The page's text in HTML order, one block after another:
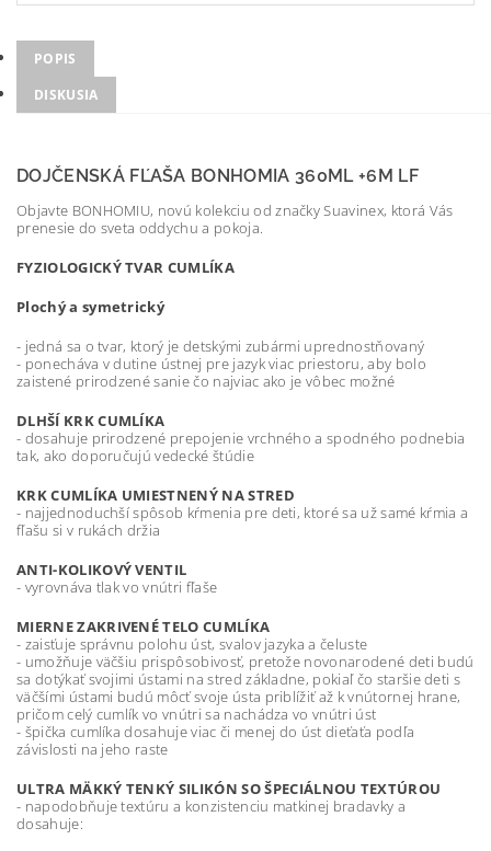
POPIS
DISKUSIA
DOJČENSKÁ FĽAŠA BONHOMIA 360ML +6M LF
Objavte BONHOMIU, novú kolekciu od značky Suavinex, ktorá Vás
prenesie do sveta oddychu a pokoja.
FYZIOLOGICKÝ TVAR CUMLÍKA
Plochý a symetrický
- jedná sa o tvar, ktorý je detskými zubármi uprednostňovaný
- ponecháva v dutine ústnej pre jazyk viac priestoru, aby bolo
zaistené prirodzené sanie čo najviac ako je vôbec možné
DLHŠÍ KRK CUMLÍKA
- dosahuje prirodzené prepojenie vrchného a spodného podnebia
tak, ako doporučujú vedecké štúdie
KRK CUMLÍKA UMIESTNENÝ NA STRED
- najjednoduchší spôsob kŕmenia pre deti, ktoré sa už samé kŕmia a
fľašu si v rukách držia
ANTI-KOLIKOVÝ VENTIL
- vyrovnáva tlak vo vnútri fľaše
MIERNE ZAKRIVENÉ TELO CUMLÍKA
- zaisťuje správnu polohu úst, svalov jazyka a čeluste
- umožňuje väčšiu prispôsobivosť, pretože novonarodené deti budú
sa dotýkať svojimi ústami na stred základne, pokiaľ čo staršie deti s
väčšími ústami budú môcť svoje ústa priblížiť až k vnútornej hrane,
pričom celý cumlík vo vnútri sa nachádza vo vnútri úst
- špička cumlíka dosahuje viac či menej do úst dieťaťa podľa
závislosti na jeho raste
ULTRA MÄKKÝ TENKÝ SILIKÓN SO ŠPECIÁLNOU TEXTÚROU
- napodobňuje textúru a konzistenciu matkinej bradavky a
dosahuje: